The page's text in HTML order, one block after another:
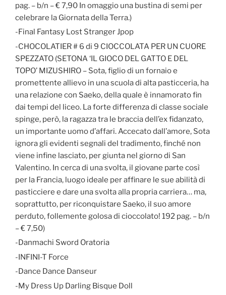
pag. – b/n – € 7,90 In omaggio una bustina di semi per
celebrare la Giornata della Terra.)
-Final Fantasy Lost Stranger Jpop
-CHOCOLATIER # 6 di 9 CIOCCOLATA PER UN CUORE
SPEZZATO (SETONA ‘IL GIOCO DEL GATTO E DEL
TOPO’ MIZUSHIRO – Sota, figlio di un fornaio e
promettente allievo in una scuola di alta pasticceria, ha
una relazione con Saeko, della quale è innamorato fin
dai tempi del liceo. La forte differenza di classe sociale
spinge, però, la ragazza tra le braccia dell’ex fidanzato,
un importante uomo d’affari. Accecato dall’amore, Sota
ignora gli evidenti segnali del tradimento, finché non
viene infine lasciato, per giunta nel giorno di San
Valentino. In cerca di una svolta, il giovane parte così
per la Francia, luogo ideale per affinare le sue abilità di
pasticciere e dare una svolta alla propria carriera… ma,
soprattutto, per riconquistare Saeko, il suo amore
perduto, follemente golosa di cioccolato! 192 pag. – b/n
– € 7,50)
-Danmachi Sword Oratoria
-INFINI-T Force
-Dance Dance Danseur
-My Dress Up Darling Bisque Doll